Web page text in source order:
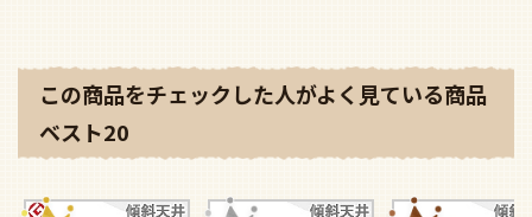
この商品をチェックした人がよく見ている商品
ベスト20